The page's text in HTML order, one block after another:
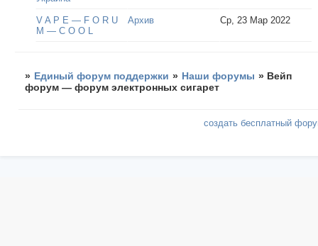
V A P E — F O R U
M — C O O L
Архив Ср, 23 Мар 2022
» Единый форум поддержки » Наши форумы » Вейп
форум — форум электронных сигарет
создать бесплатный